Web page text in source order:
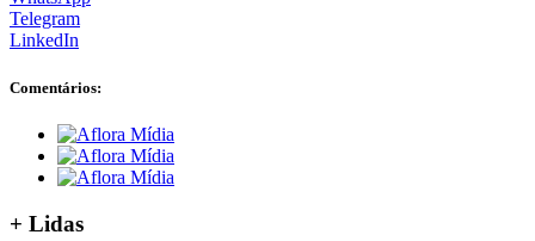
Telegram
LinkedIn
Comentários:
+ Lidas